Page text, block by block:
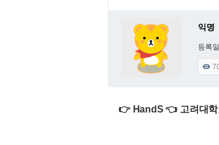
익명
등록

👉 HandS 👈 고려대학